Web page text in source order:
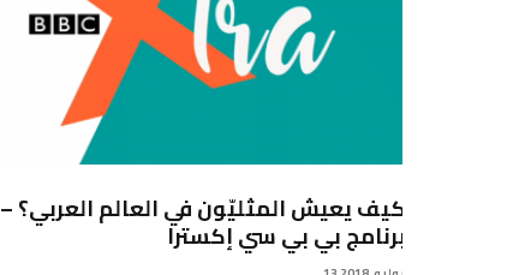
كيف يعيش المثليّون في العالم العربي؟ –
برنامج بي بي سي إكسترا